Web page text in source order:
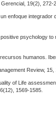
19(2), 272-
enfoque integrador
psychology
humanos.
Review, 15,
of Life
1569-1585.